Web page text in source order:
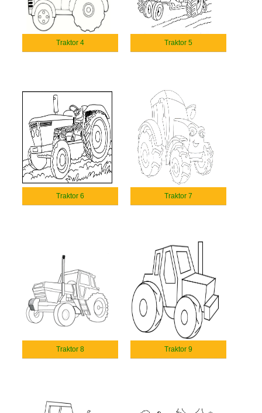
Traktor 4 Traktor 5
Traktor 6 Traktor 7
Traktor 8 Traktor 9